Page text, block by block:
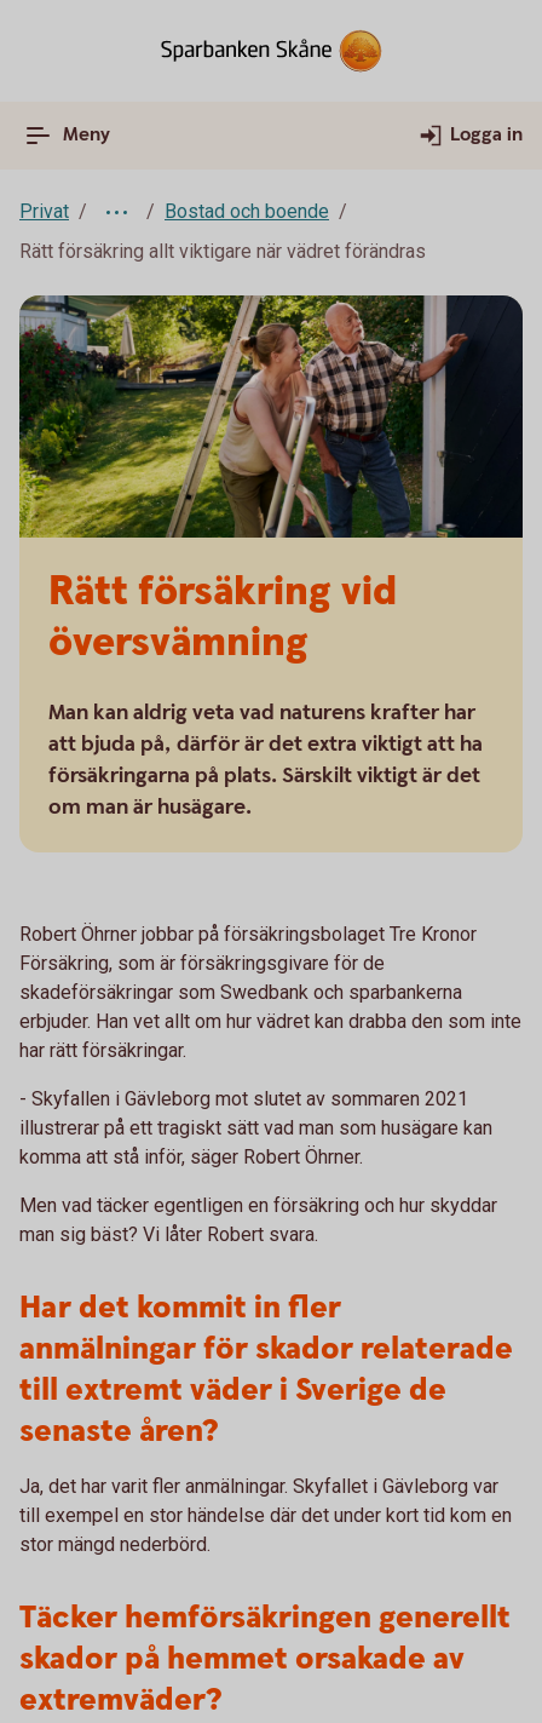
Meny Logga in
Privat
Bostad och boende
Rätt försäkring allt viktigare när vädret förändras
Rätt försäkring vid
översvämning
Man kan aldrig veta vad naturens krafter har
att bjuda på, därför är det extra viktigt att ha
försäkringarna på plats. Särskilt viktigt är det
om man är husägare.
Robert Öhrner jobbar på försäkringsbolaget Tre Kronor
Försäkring, som är försäkringsgivare för de
skadeförsäkringar som Swedbank och sparbankerna
erbjuder. Han vet allt om hur vädret kan drabba den som inte
har rätt försäkringar.
- Skyfallen i Gävleborg mot slutet av sommaren 2021
illustrerar på ett tragiskt sätt vad man som husägare kan
komma att stå inför, säger Robert Öhrner.
Men vad täcker egentligen en försäkring och hur skyddar
man sig bäst? Vi låter Robert svara.
Har det kommit in fler
anmälningar för skador relaterade
till extremt väder i Sverige de
senaste åren?
Ja, det har varit fler anmälningar. Skyfallet i Gävleborg var
till exempel en stor händelse där det under kort tid kom en
stor mängd nederbörd.
Täcker hemförsäkringen generellt
skador på hemmet orsakade av
extremväder?